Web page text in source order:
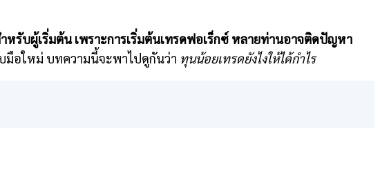
ำหรับผู้เริ่มต้น เพราะการเริ่มต้นเทรดฟอเร็กซ์ หลายท่านอาจติดปัญหา
มือใหม่ บทความนี้จะพาไปดูกันว่า ทุนน้อยเทรดยังไงให้ได้กำไร